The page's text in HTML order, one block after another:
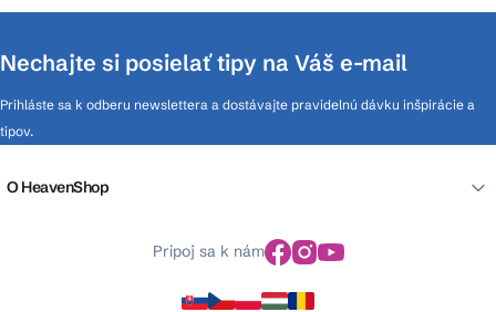
Nechajte si posielať tipy na Váš e-mail
Prihláste sa k odberu newslettera a dostávajte pravidelnú dávku inšpirácie a
tipov.
O HeavenShop
Pripoj sa k nám